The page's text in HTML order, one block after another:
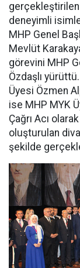
deneyimli
MHP Genel
Mevlüt
görevini MHP
Özdaşlı
Üyesi Özmen
ise MHP MYK
Çağrı Acı
oluşturulan
şekilde